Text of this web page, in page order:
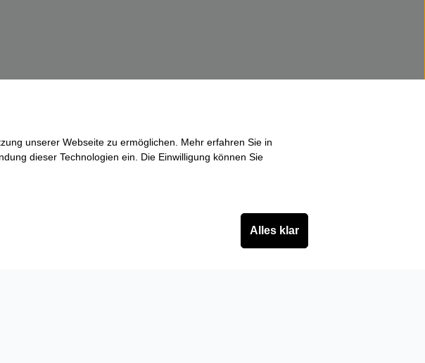
unserer Webseite zu ermöglichen. Mehr erfahren Sie in
dieser Technologien ein. Die Einwilligung können Sie
Alles klar